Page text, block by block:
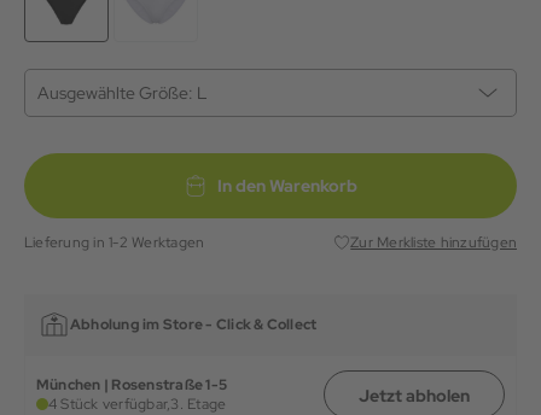
Ausgewählte Größe: L
In den Warenkorb
Lieferung in 1-2 Werktagen Zur Merkliste hinzufügen
Abholung im Store - Click & Collect
München | Rosenstraße 1-5
4 Stück verfügbar,3. Etage Jetzt abholen